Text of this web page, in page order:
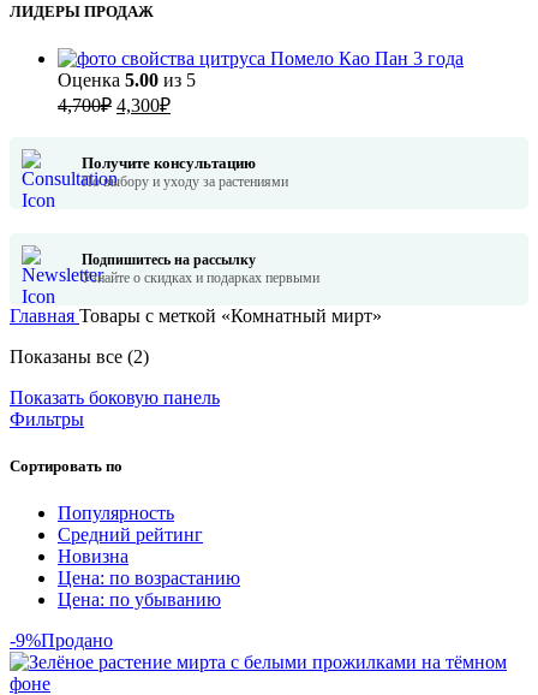
ЛИДЕРЫ ПРОДАЖ
Помело Као Пан 3 года
Оценка 5.00 из 5
4,700₽ Первоначальная
4,700₽.
4,300₽Текущая
Получите консультацию
По выбору и уходу за растениями
Подпишитесь на рассылку
Узнайте о скидках и подарках первыми
Главная Товары с меткой «Комнатный мирт»
Показаны все (2)Сортировка:
популярности
Показать боковую панель
Фильтры
Сортировать по
Популярность
Средний рейтинг
Новизна
Цена: по возрастанию
Цена: по убыванию
-9%Продано